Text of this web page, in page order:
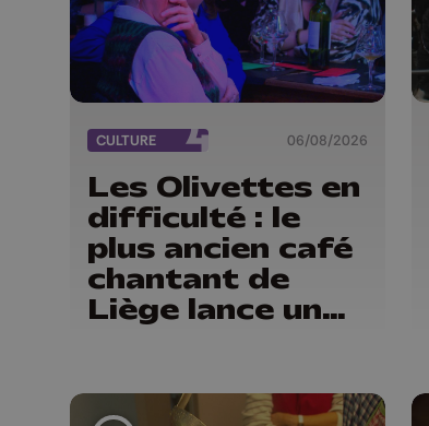
CULTURE 06/08/2026
Les Olivettes en
difficulté : le
plus ancien café
chantant de
Liège lance un